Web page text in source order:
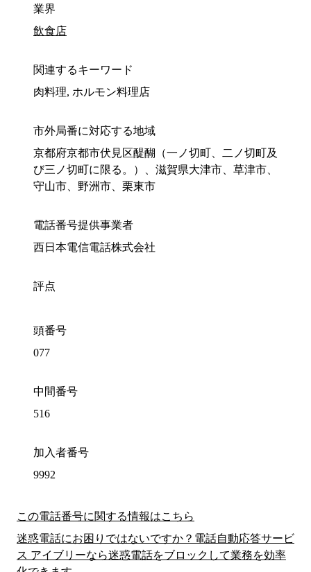
業界
飲食店
関連するキーワード
肉料理, ホルモン料理店
市外局番に対応する地域
京都府京都市伏見区醍醐（一ノ切町、二ノ切町及
び三ノ切町に限る。）、滋賀県大津市、草津市、
守山市、野洲市、栗東市
電話番号提供事業者
西日本電信電話株式会社
評点
頭番号
077
中間番号
516
加入者番号
9992
この電話番号に関する情報はこちら
迷惑電話にお困りではないですか？電話自動応答サービ
ス アイブリーなら迷惑電話をブロックして業務を効率